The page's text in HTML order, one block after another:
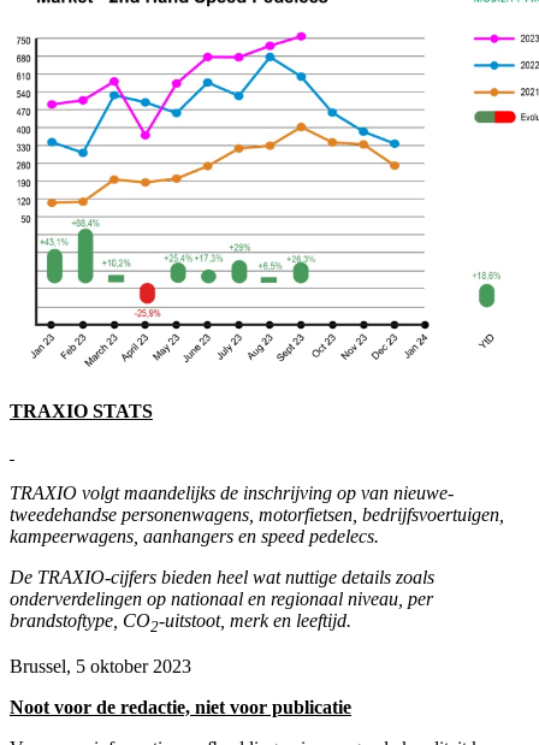
TRAXIO STATS
TRAXIO volgt maandelijks de inschrijving op van nieuwe-
tweedehandse personenwagens, motorfietsen, bedrijfsvoertuigen,
kampeerwagens, aanhangers en speed pedelecs.
De TRAXIO-cijfers bieden heel wat nuttige details zoals
onderverdelingen op nationaal en regionaal niveau, per
brandstoftype, CO2-uitstoot, merk en leeftijd.
Brussel, 5 oktober 2023
Noot voor de redactie, niet voor publicatie